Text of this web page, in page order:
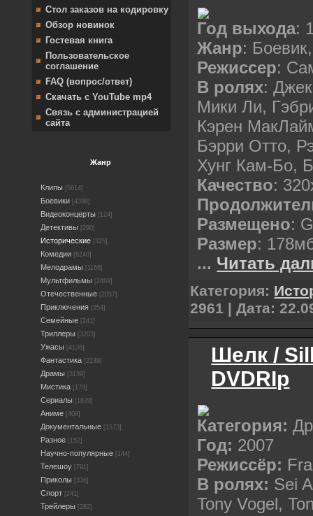
Стол заказов на кодировку
Обзор новинок
Гостевая книга
Пользовательское
соглашение
FAQ (вопрос/ответ)
Скачать с YouTube mp4
Связь с администрацией
сайта
Жанр
Клипы [5614]
Боевики [4398]
Видеоконцерты [124]
Детективы [290]
Исторические [325]
Комедии [6240]
Мелодрамы [1166]
Мультфильмы [2489]
Отечественные [2057]
Приключения [954]
Семейные [241]
Триллеры [3203]
Ужасы [4136]
Фантастика [2239]
Драмы [3139]
Мистика [179]
Сериалы [1839]
Аниме [408]
Документальные [1573]
Разное [152]
Научно-популярные [144]
Телешоу [791]
Приколы [336]
Спорт [241]
Трейлеры [282]
Год выхода:
Жанр:
Режиссер:
В ролях:
Мики Ли,
Кэрен
Бэрри Отто,
Хунг Кам-Бо,
Качество:
Размещено:
Размер:
... Читать
Категория:
2961 | Дата:
Шелк /
DVDRIp
Категория:
Год: 2007
Режиссёр:
В ролях: Sei
Tony Vogel,